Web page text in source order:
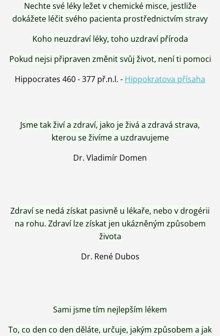
Nechte své léky ležet v chemické misce, jestliže
dokážete léčit svého pacienta prostřednictvím stravy
Koho neuzdraví léky, toho uzdraví příroda
Pokud nejsi připraven změnit svůj život, není ti pomoci
Hippocrates 460 - 377 př.n.l. - Hippokratova přísaha
Jsme tak živí a zdraví, jako je živá a zdravá strava,
kterou se živíme a uzdravujeme
Dr. Vladimír Domen
Zdraví se nedá získat pasivně u lékaře, nebo v drogérii
na rohu. Zdraví lze získat jen ukázněným způsobem
života
Dr. René Dubos
Sami jsme tím nejlepším lékem
To, co den co den děláte, určuje, jakým způsobem a jak